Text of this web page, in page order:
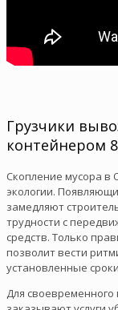
Грузчики
контейнером
Скопление мусора в
экологии.
замедляют
трудности с
средств. Только
позволит вести
установленные
Для